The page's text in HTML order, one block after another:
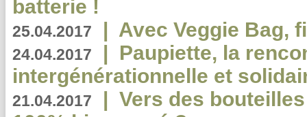
batterie !
25.04.2017 | Avec Veggie Bag,
24.04.2017 | Paupiette, la
intergénérationnelle et
21.04.2017 | Vers des